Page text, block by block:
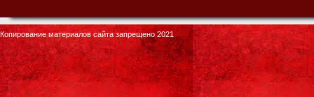
Копирование материалов сайта запрещено 2021